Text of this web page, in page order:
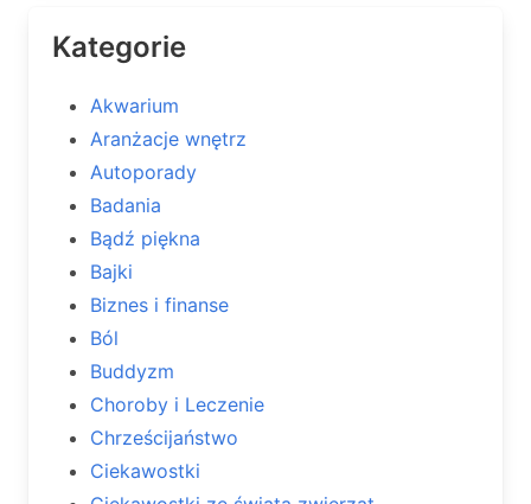
Kategorie
Akwarium
Aranżacje wnętrz
Autoporady
Badania
Bądź piękna
Bajki
Biznes i finanse
Ból
Buddyzm
Choroby i Leczenie
Chrześcijaństwo
Ciekawostki